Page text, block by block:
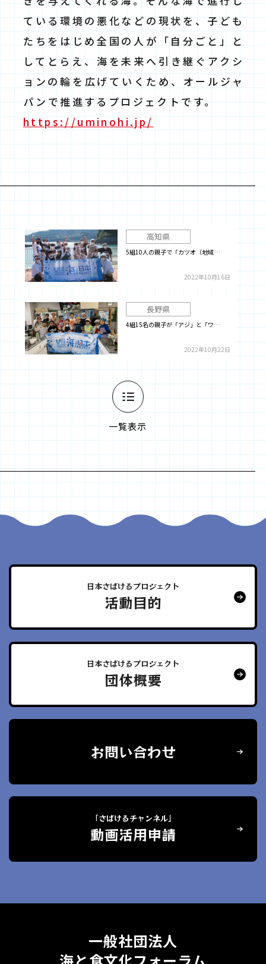
ている環境の悪化などの現状を、子ども
たちをはじめ全国の人が「自分ごと」と
してとらえ、海を未来へ引き継ぐアクシ
ョンの輪を広げていくため、オールジャ
パンで推進するプロジェクトです。
https://uminohi.jp/
高知県
5組10人の親子で「カツオ（地域…
2022年10月16日
一覧表示
長野県
4組15名の親子が「アジ」と「ワ…
2022年10月22日
日本さばけるプロジェクト
活動目的
日本さばけるプロジェクト
団体概要
お問い合わせ
「さばけるチャンネル」
動画活用申請
一般社団法人